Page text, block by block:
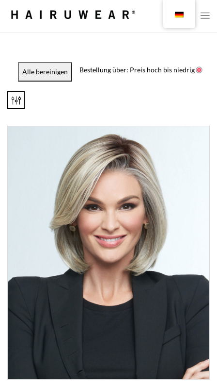
Alle bereinigen Bestellung über: Preis hoch bis niedrig